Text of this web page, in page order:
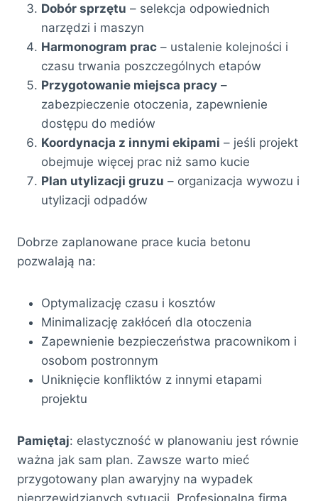
Dobór sprzętu – selekcja odpowiednich
narzędzi i maszyn
Harmonogram prac – ustalenie kolejności i
czasu trwania poszczególnych etapów
Przygotowanie miejsca pracy –
zabezpieczenie otoczenia, zapewnienie
dostępu do mediów
Koordynacja z innymi ekipami – jeśli projekt
obejmuje więcej prac niż samo kucie
Plan utylizacji gruzu – organizacja wywozu i
utylizacji odpadów
Dobrze zaplanowane prace kucia betonu
pozwalają na:
Optymalizację czasu i kosztów
Minimalizację zakłóceń dla otoczenia
Zapewnienie bezpieczeństwa pracownikom i
osobom postronnym
Uniknięcie konfliktów z innymi etapami
projektu
Pamiętaj: elastyczność w planowaniu jest równie
ważna jak sam plan. Zawsze warto mieć
przygotowany plan awaryjny na wypadek
nieprzewidzianych sytuacji. Profesjonalna firma